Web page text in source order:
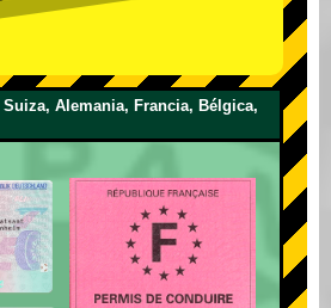
Alemania, Francia, Bélgica,